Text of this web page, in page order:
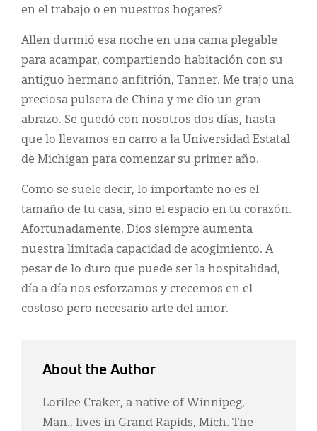
en el trabajo o en nuestros hogares?
Allen durmió esa noche en una cama plegable
para acampar, compartiendo habitación con su
antiguo hermano anfitrión, Tanner. Me trajo una
preciosa pulsera de China y me dio un gran
abrazo. Se quedó con nosotros dos días, hasta
que lo llevamos en carro a la Universidad Estatal
de Michigan para comenzar su primer año.
Como se suele decir, lo importante no es el
tamaño de tu casa, sino el espacio en tu corazón.
Afortunadamente, Dios siempre aumenta
nuestra limitada capacidad de acogimiento. A
pesar de lo duro que puede ser la hospitalidad,
día a día nos esforzamos y crecemos en el
costoso pero necesario arte del amor.
About the Author
Lorilee Craker, a native of Winnipeg,
Man., lives in Grand Rapids, Mich. The